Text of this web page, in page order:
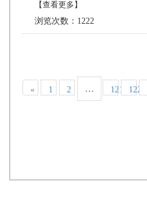
【查看更多】
浏览次数：1222
« 1 2 ... 121 122